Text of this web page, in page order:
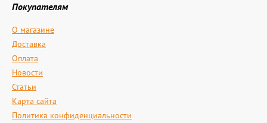
Покупателям
О магазине
Доставка
Оплата
Новости
Статьи
Карта сайта
Политика конфиденциальности